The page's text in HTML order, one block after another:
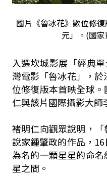
國片《魯冰花》數位修
元」。(國
入選坎城影展「經典
灣電影「魯冰花」，
位修復版本首映全球
仁與該片國際攝影大師
褚明仁向觀眾說明，
說家鍾肇政的作品，
為名的一顆星星的命
星之間。